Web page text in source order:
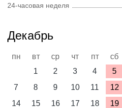
24-часовая неделя
Декабрь
пн вт ср чт пт сб
1
2 3 4 5
7
8 9 10 11 12
14
15 16 17 18 19